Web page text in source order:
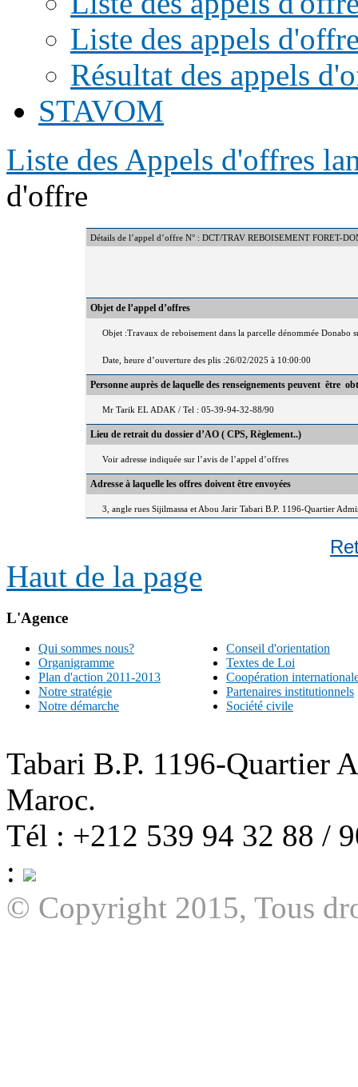
Liste des appels
Résultat des appels
STAVOM
Liste des Appels d'offres
d'offre
Détails de l’appel d’offre N° : DCT/TRAV REBOISEMENT FORET-
Objet de l’appel d’offres
Objet :Travaux de reboisement dans la parcelle dénommée Donabo
Date, heure d’ouverture des plis :26/02/2025 à 10:00:00
Personne auprès de laquelle des renseignements peuvent être
Mr Tarik EL ADAK / Tel : 05-39-94-32-88/90
Lieu de retrait du dossier d’AO ( CPS, Règlement..)
Voir adresse indiquée sur l’avis de l’appel d’offres
Adresse à laquelle les offres doivent être envoyées
3, angle rues Sijilmassa et Abou Jarir Tabari B.P. 1196-Quartier
Haut de la page
L'Agence
Qui sommes nous?
Organigramme
Plan d'action 2011-2013
Notre stratégie
Notre démarche
Conseil d'orientation
Textes de Loi
Coopération
Partenaires institutionnels
Société civile
Tabari B.P. 1196-Quartier
Maroc.
Tél : +212 539 94 32 88 /
:
© Copyright 2015, Tous